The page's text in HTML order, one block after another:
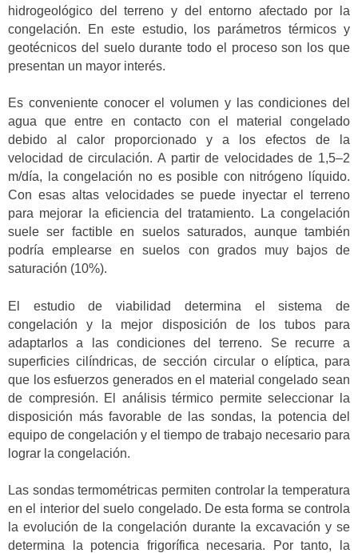
hidrogeológico del terreno y del entorno afectado por la
congelación. En este estudio, los parámetros térmicos y
geotécnicos del suelo durante todo el proceso son los que
presentan un mayor interés.
Es conveniente conocer el volumen y las condiciones del
agua que entre en contacto con el material congelado
debido al calor proporcionado y a los efectos de la
velocidad de circulación. A partir de velocidades de 1,5–2
m/día, la congelación no es posible con nitrógeno líquido.
Con esas altas velocidades se puede inyectar el terreno
para mejorar la eficiencia del tratamiento. La congelación
suele ser factible en suelos saturados, aunque también
podría emplearse en suelos con grados muy bajos de
saturación (10%).
El estudio de viabilidad determina el sistema de
congelación y la mejor disposición de los tubos para
adaptarlos a las condiciones del terreno. Se recurre a
superficies cilíndricas, de sección circular o elíptica, para
que los esfuerzos generados en el material congelado sean
de compresión. El análisis térmico permite seleccionar la
disposición más favorable de las sondas, la potencia del
equipo de congelación y el tiempo de trabajo necesario para
lograr la congelación.
Las sondas termométricas permiten controlar la temperatura
en el interior del suelo congelado. De esta forma se controla
la evolución de la congelación durante la excavación y se
determina la potencia frigorífica necesaria. Por tanto, la